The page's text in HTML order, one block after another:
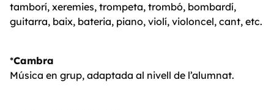
tamborí, xeremies, trompeta, trombó, bombardí,
guitarra, baix, bateria, piano, violí, violoncel, cant, etc.
*Cambra
Música en grup, adaptada al nivell de l’alumnat.